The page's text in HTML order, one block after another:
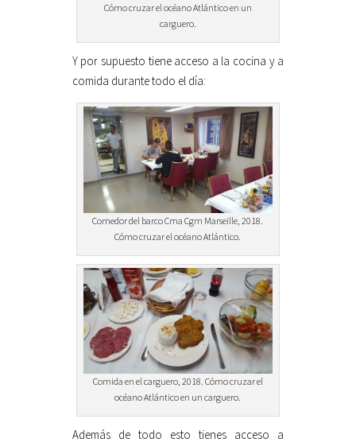
Cómo cruzar el océano Atlántico en un
carguero.
Y por supuesto tiene acceso a la cocina y a
comida durante todo el día:
Comedor del barco Cma Cgm Marseille, 2018.
Cómo cruzar el océano Atlántico.
Comida en el carguero, 2018. Cómo cruzar el
océano Atlántico en un carguero.
Además de todo esto tienes acceso a